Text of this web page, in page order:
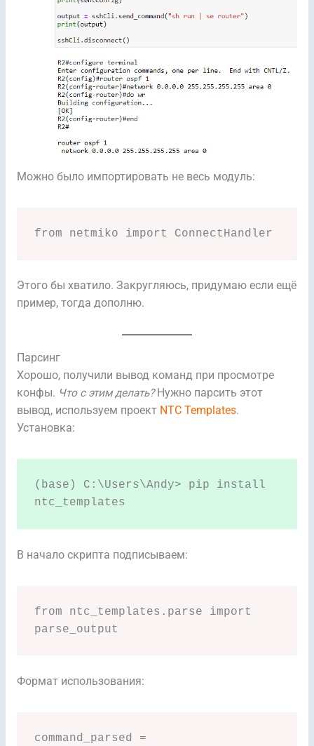
Можно было импортировать не весь модуль:
from netmiko import ConnectHandler
Этого бы хватило. Закругляюсь, придумаю если ещё
пример, тогда дополню.
Парсинг
Хорошо, получили вывод команд при просмотре
конфы. Что с этим делать?Нужно парсить этот
вывод, иcпользуем проект NTC Templates.
Установка:
(base) C:\Users\Andy> pip install
ntc_templates
В начало скрипта подписываем:
from ntc_templates.parse import
parse_output
Формат использования:
command_parsed =